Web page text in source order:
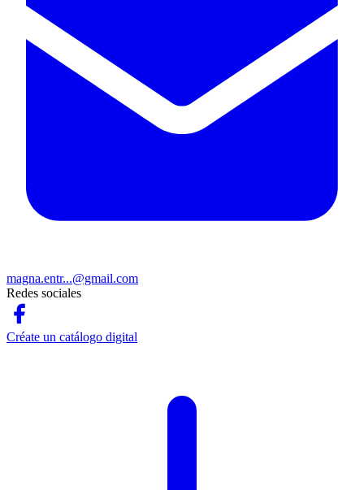
magna.entr...@gmail.com
Redes sociales
Créate un catálogo digital